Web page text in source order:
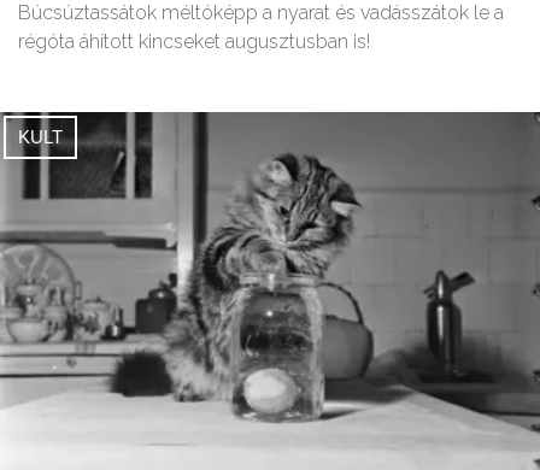
Búcsúztassátok méltóképp a nyarat és vadásszátok le a
régóta áhított kincseket augusztusban is!
KULT